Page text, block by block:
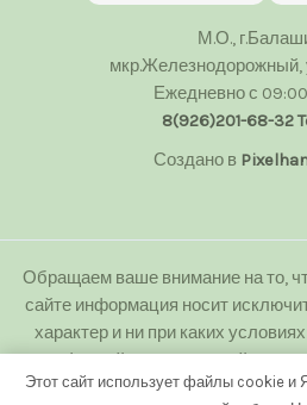
М.О.,
мкр.Железнодорожный,
Ежедневно с
8(926)201-68-32
Создано в
Обращаем ваше внимание на то,
сайте информация носит
характер и ни при каких
Гражданского кодекса
Этот сайт использует файлы cookie и